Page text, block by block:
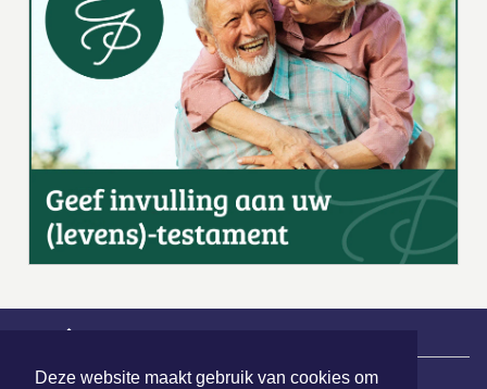
Deze website maakt gebruik van cookies om
| Nieuws | Sport | Evenementen